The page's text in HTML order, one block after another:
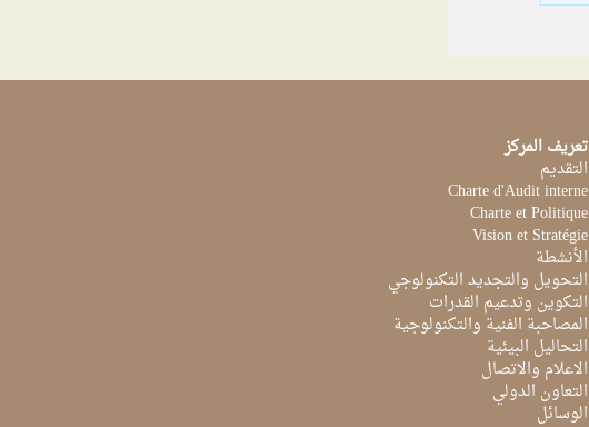
تعريف المركز
التقديم
Charte d'Audit interne
Charte et Politique
Vision et Stratégie
الأنشطة
التحويل والتجديد التكنولوجي
التكوين وتدعيم القدرات
المصاحبة الفنية والتكنولوجية
التحاليل البيئية
الاعلام والاتصال
التعاون الدولي
الوسائل